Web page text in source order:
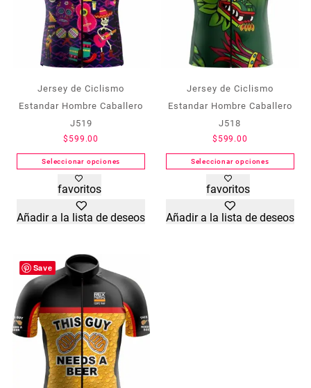
Jersey de Ciclismo
Estandar Hombre Caballero
J519
$ 599.00
Seleccionar opciones
Este
producto
tiene
múltiples
opciones
se
pueden
elegir
en
la
página
de
producto
favoritos
Añadir a la lista de deseos
Jersey de Ciclismo
Estandar Hombre Caballero
J518
$ 599.00
Seleccionar opciones
Este
producto
tiene
múltiples
favoritos
Añadir a la lista de deseos
Save